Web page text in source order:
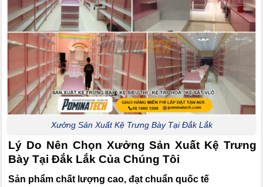
Xưởng Sản Xuất Kệ Trưng Bày Tại Đắk Lắk
Lý Do Nên Chọn Xưởng Sản Xuất Kệ Trưng
Bày Tại Đắk Lắk Của Chúng Tôi
Sản phẩm chất lượng cao, đạt chuẩn quốc tế